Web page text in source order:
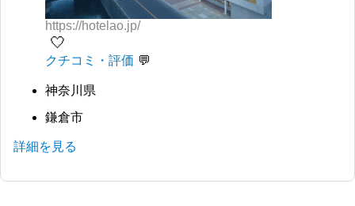
https://hotelao.jp/
🤍
クチコミ・評価
神奈川県
鎌倉市
詳細を見る